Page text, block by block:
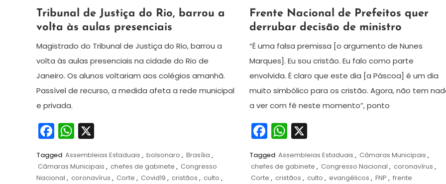
5
de
abril
de
Redação
Tribunal de Justiça do Rio, barrou a
volta às aulas presenciais
Magistrado do Tribunal de Justiça do Rio, barrou a
volta às aulas presenciais na cidade do Rio de
Janeiro. Os alunos voltariam aos colégios amanhã.
Passível de recurso, a medida afeta a rede municipal
e privada.
Facebook
WhatsApp
X
Tagged Assembleias Estaduais , bolsonaro , Brasília ,
Câmaras Municipais , chefes de gabinete , Congresso
Nacional , coronavírus , Corte , Covid19 , cristãos , culto ,
5
de
abril
de
Redação
Frente Nacional de Prefeitos quer
derrubar decisão de ministro
“É uma falsa premissa [o argumento de Nunes
Marques]. Eu sou cristão. Eu falo como parte
envolvida. É claro que este dia [a Páscoa] é um dia
muito simbólico para os cristão. Agora, não tem
a ver com fé neste momento”, ponto
Facebook
WhatsApp
Tagged Assembleias Estaduais , Câmaras Municipais ,
chefes de gabinete , Congresso Nacional , coronavírus ,
Corte , cristãos , culto , evangélicos , FNP , frente